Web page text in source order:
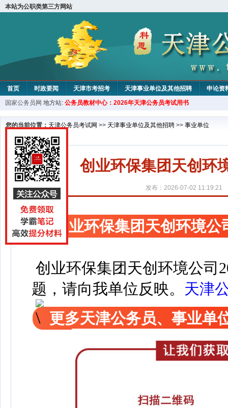
本站为公职类第三方网站
首页 时政要闻 天津市考招考 天津事业单位及其他招聘 申论资
教材中心
国家公务员网 地方站: 公务员教材中心：2026年天津公务员考试用书
您的当前位置： 天津公务员考试网 >> 天津事业单位及其他招聘 >> 事业单位
创业环保集团天创环
发布：2026-07-02 11:19:21
创业环保集团天创环境公
创业环保集团天创环境公司
题，请向我单位反映。 天津
更多天津公务员、事业单